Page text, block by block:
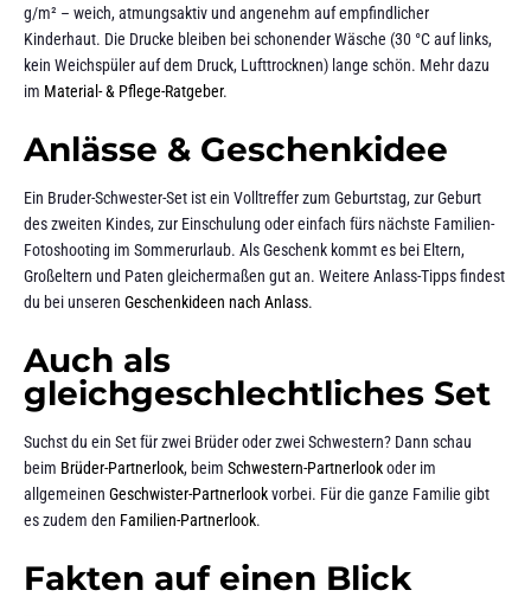
g/m² – weich, atmungsaktiv und angenehm auf empfindlicher
Kinderhaut. Die Drucke bleiben bei schonender Wäsche (30 °C auf links,
kein Weichspüler auf dem Druck, Lufttrocknen) lange schön. Mehr dazu
im Material- & Pflege-Ratgeber.
Anlässe & Geschenkidee
Ein Bruder-Schwester-Set ist ein Volltreffer zum Geburtstag, zur Geburt
des zweiten Kindes, zur Einschulung oder einfach fürs nächste Familien-
Fotoshooting im Sommerurlaub. Als Geschenk kommt es bei Eltern,
Großeltern und Paten gleichermaßen gut an. Weitere Anlass-Tipps findest
du bei unseren Geschenkideen nach Anlass.
Auch als
gleichgeschlechtliches Set
Suchst du ein Set für zwei Brüder oder zwei Schwestern? Dann schau
beim Brüder-Partnerlook, beim Schwestern-Partnerlookoder im
allgemeinen Geschwister-Partnerlookvorbei. Für die ganze Familie gibt
es zudem den Familien-Partnerlook.
Fakten auf einen Blick